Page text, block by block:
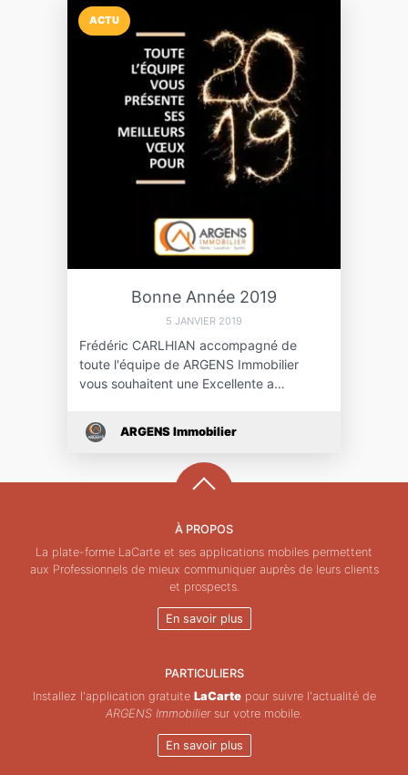
ACTU
Bonne Année 2019
5 JANVIER 2019
Frédéric CARLHIAN accompagné de
toute l'équipe de ARGENS Immobilier
vous souhaitent une Excellente a…
ARGENS Immobilier
À PROPOS
La plate-forme LaCarte et ses applications mobiles permettent
aux Professionnels de mieux communiquer auprès de leurs clients
et prospects.
En savoir plus
PARTICULIERS
Installez l'application gratuite LaCartepour suivre l'actualité de
ARGENS Immobiliersur votre mobile.
En savoir plus